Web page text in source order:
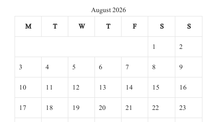
August 2026
M
T W T F S
S
1
2
3
4 5 6 7 8
9
10
11 12 13 14 15
16
17
18 19 20 21 22
23